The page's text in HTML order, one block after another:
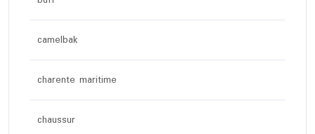
camelbak
charente maritime
chaussur